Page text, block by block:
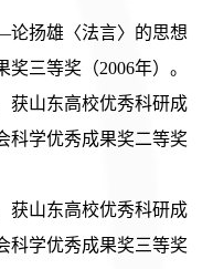
扬雄〈法言〉的思想
奖三等奖 （2006年） 。
获山东高校优秀科研成
科学优秀成果奖二等奖
获山东高校优秀科研成
科学优秀成果奖三等奖